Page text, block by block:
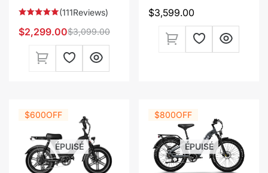
(111Reviews)
Prix
$2,299.00
Prix
habituel
$3,099.00
Prix
habituel
$3,599.00
$600OFF
ÉPUISÉ
$800OFF
ÉPUISÉ